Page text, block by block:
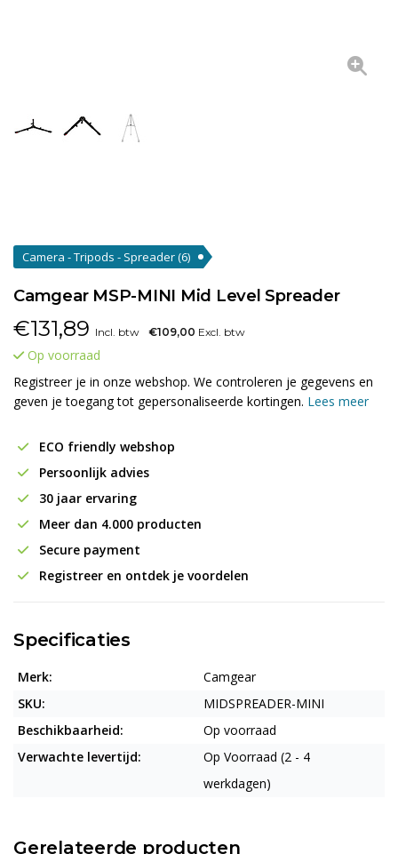
Camera - Tripods - Spreader(6)
Camgear MSP-MINI Mid Level Spreader
€131,89 Incl. btw €109,00 Excl. btw
Op voorraad
Registreer je in onze webshop. We controleren je gegevens en
geven je toegang tot gepersonaliseerde kortingen. Lees meer
ECO friendly webshop
Persoonlijk advies
30 jaar ervaring
Meer dan 4.000 producten
Secure payment
Registreer en ontdek je voordelen
Specificaties
Merk:
Camgear
SKU:
MIDSPREADER-MINI
Beschikbaarheid:
Op voorraad
Verwachte levertijd:
Op Voorraad (2 - 4
werkdagen)
Gerelateerde producten